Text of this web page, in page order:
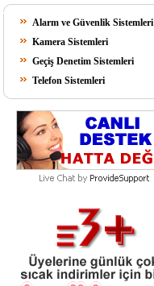
Alarm ve Güvenlik Sistemleri
Kamera Sistemleri
Geçiş Denetim Sistemleri
Telefon Sistemleri